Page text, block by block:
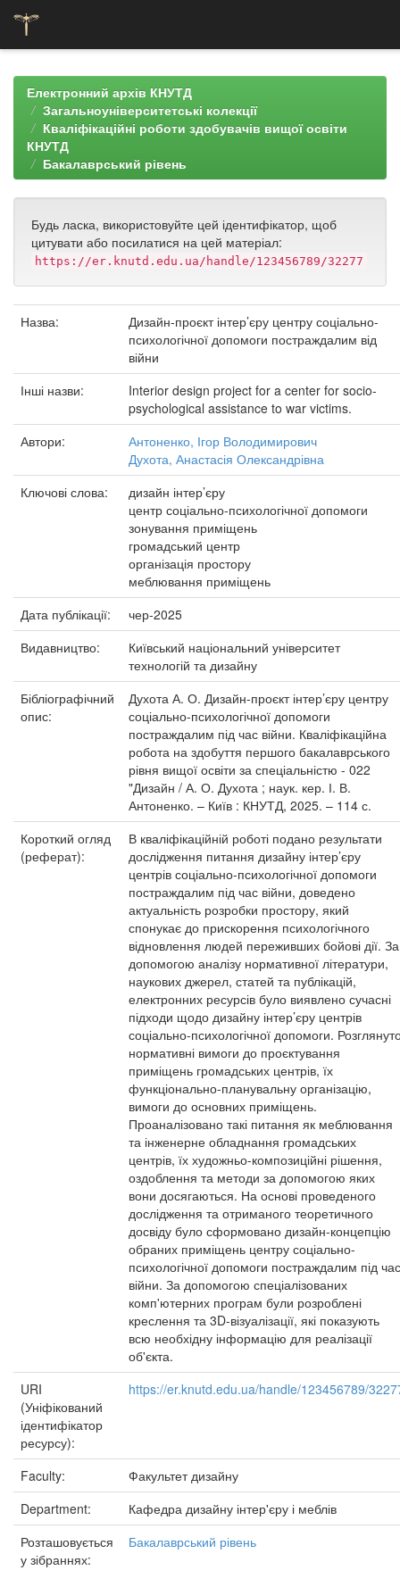
navigationЕлектронний архів КНУТД
Загальноуніверситетські колекції
Кваліфікаційні роботи здобувачів вищої освіти
КНУТД
Бакалаврський рівень
Будь ласка, використовуйте цей ідентифікатор, щоб
цитувати або посилатися на цей матеріал:
https://er.knutd.edu.ua/handle/123456789/32277
Назва:
Дизайн-проєкт інтер’єру центру соціально-
психологічної допомоги постраждалим від
війни
Інші назви:
Interior design project for a center for socio-
psychological assistance to war victims.
Автори:
Антоненко, Ігор Володимирович
Духота, Анастасія Олександрівна
Ключові слова:
дизайн інтер’єру
центр соціально-психологічної допомоги
зонування приміщень
громадський центр
організація простору
меблювання приміщень
Дата публікації:
чер-2025
Видавництво:
Київський національний університет
технологій та дизайну
Бібліографічний
опис:
Духота А. О. Дизайн-проєкт інтер’єру центру
соціально-психологічної допомоги
постраждалим під час війни. Кваліфікаційна
робота на здобуття першого бакалаврського
рівня вищої освіти за спеціальністю - 022
"Дизайн / А. О. Духота ; наук. кер. І. В.
Антоненко. – Київ : КНУТД, 2025. – 114 с.
Короткий огляд
(реферат):
В кваліфікаційній роботі подано результати
дослідження питання дизайну інтер’єру
центрів соціально-психологічної допомоги
постраждалим під час війни, доведено
актуальність розробки простору, який
спонукає до прискорення психологічного
відновлення людей переживших бойові дії. За
допомогою аналізу нормативної літератури,
наукових джерел, статей та публікацій,
електронних ресурсів було виявлено сучасні
підходи щодо дизайну інтер’єру центрів
соціально-психологічної допомоги.
нормативні вимоги до проєктування
приміщень громадських центрів, їх
функціонально-планувальну організацію,
вимоги до основних приміщень.
Проаналізовано такі питання як меблювання
та інженерне обладнання громадських
центрів, їх художньо-композиційні рішення,
оздоблення та методи за допомогою яких
вони досягаються. На основі проведеного
дослідження та отриманого теоретичного
досвіду було сформовано дизайн-концепцію
обраних приміщень центру соціально-
психологічної допомоги постраждалим під час
війни. За допомогою спеціалізованих
комп'ютерних програм були розроблені
креслення та 3D-візуалізації, які показують
всю необхідну інформацію для реалізації
об'єкта.
URI
(Уніфікований
ідентифікатор
ресурсу):
https://er.knutd.edu.ua/handle/123456789/
Faculty:
Факультет дизайну
Department:
Кафедра дизайну інтер'єру і меблів
Розташовується
у зібраннях:
Бакалаврський рівень